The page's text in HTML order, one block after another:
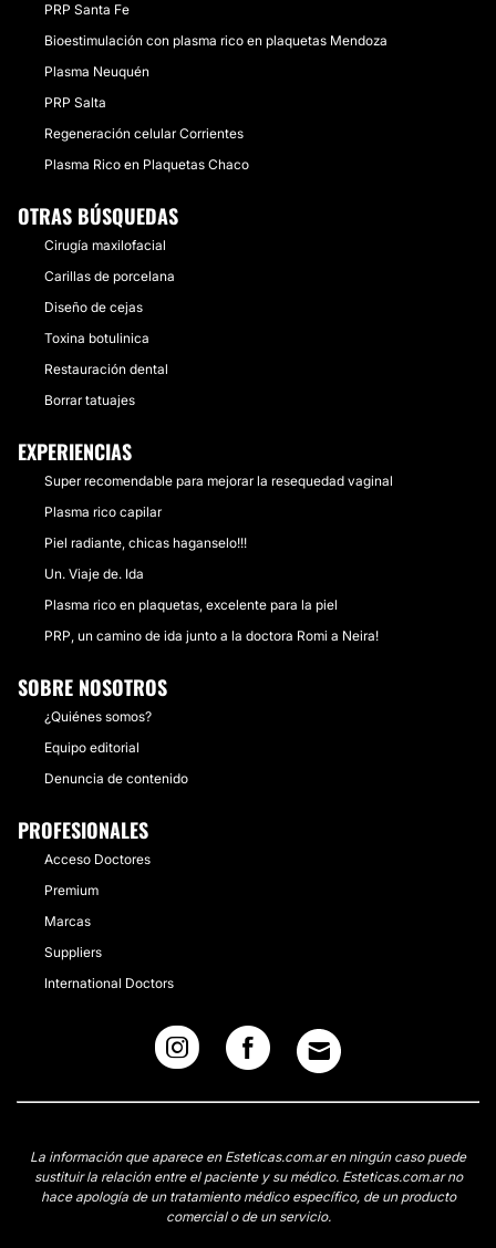
PRP Santa Fe
Bioestimulación con plasma rico en plaquetas Mendoza
Plasma Neuquén
PRP Salta
Regeneración celular Corrientes
Plasma Rico en Plaquetas Chaco
OTRAS BÚSQUEDAS
Cirugía maxilofacial
Carillas de porcelana
Diseño de cejas
Toxina botulinica
Restauración dental
Borrar tatuajes
EXPERIENCIAS
Super recomendable para mejorar la resequedad vaginal
Plasma rico capilar
Piel radiante, chicas haganselo!!!
Un. Viaje de. Ida
Plasma rico en plaquetas, excelente para la piel
PRP, un camino de ida junto a la doctora Romi a Neira!
SOBRE NOSOTROS
¿Quiénes somos?
Equipo editorial
Denuncia de contenido
PROFESIONALES
Acceso Doctores
Premium
Marcas
Suppliers
International Doctors
La información que aparece en Esteticas.com.ar en ningún caso puede
sustituir la relación entre el paciente y su médico. Esteticas.com.ar no
hace apología de un tratamiento médico específico, de un producto
comercial o de un servicio.